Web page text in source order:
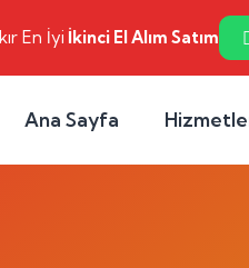
En İyi İkinci El Alım Satım
Ana Sayfa